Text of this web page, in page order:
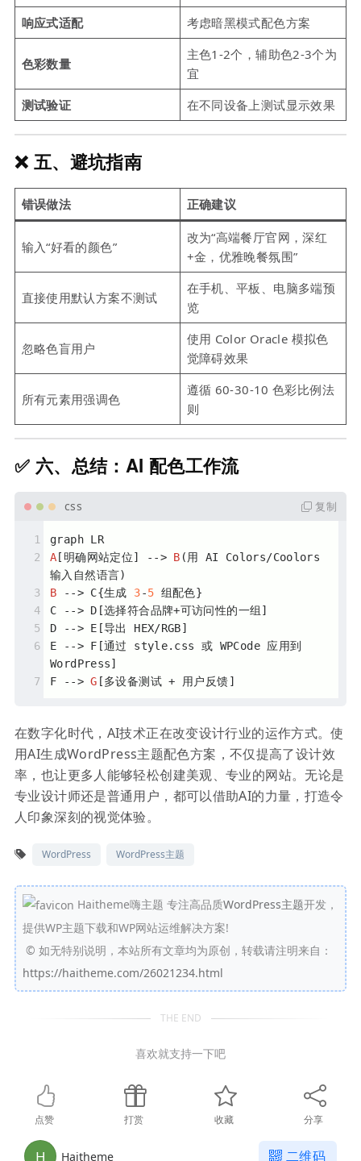
响应式适配
考虑暗黑模式配色方案
色彩数量
主色1-2个，辅助色2-3个为
宜
测试验证
在不同设备上测试显示效果
❌ 五、避坑指南
错误做法 正确建议
输入“好看的颜色”
改为“高端餐厅官网，深红
+金，优雅晚餐氛围”
直接使用默认方案不测试
在手机、平板、电脑多端预
览
忽略色盲用户
使用 Color Oracle 模拟色
觉障碍效果
所有元素用强调色
遵循 60-30-10 色彩比例法
则
✅ 六、总结：AI 配色工作流
复制
graph LR
A [明确网站定位] --> B (用 AI Colors/Coolors
输入自然语言)
B --> C{生成 3-5 组配色}
C --> D [选择符合品牌+可访问性的一组]
D --> E [导出 HEX/RGB]
E --> F [通过 style.css 或 WPCode 应用到
WordPress]
F --> G [多设备测试 + 用户反馈]
在数字化时代，AI技术正在改变设计行业的运作方式。使
用AI生成WordPress主题配色方案，不仅提高了设计效
率，也让更多人能够轻松创建美观、专业的网站。无论是
专业设计师还是普通用户，都可以借助AI的力量，打造令
人印象深刻的视觉体验。
WordPress WordPress主题
Haitheme嗨主题 专注高品质WordPress主题开发，
提供WP主题下载和WP网站运维解决方案!
© 如无特别说明，本站所有文章均为原创，转载请注明来自：
https://haitheme.com/26021234.html
THE END
喜欢就支持一下吧
H Haitheme
点赞 打赏 收藏 分享
二维码